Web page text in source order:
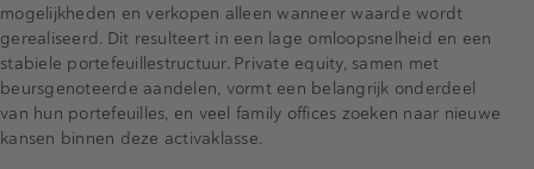
mogelijkheden en verkopen alleen wanneer waarde wordt
gerealiseerd. Dit resulteert in een lage omloopsnelheid en een
stabiele portefeuillestructuur. Private equity, samen met
beursgenoteerde aandelen, vormt een belangrijk onderdeel
van hun portefeuilles, en veel family offices zoeken naar nieuwe
kansen binnen deze activaklasse.